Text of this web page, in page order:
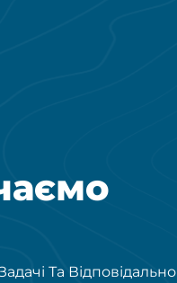
Та Відповідально